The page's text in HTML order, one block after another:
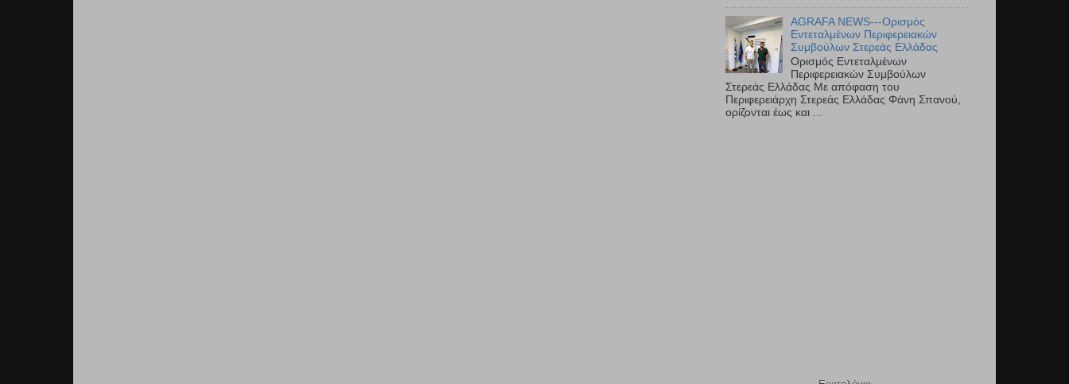
AGRAFA NEWS---Ορισμός
Εντεταλμένων Περιφερειακών
Συμβούλων Στερεάς Ελλάδας
Ορισμός Εντεταλμένων
Περιφερειακών Συμβούλων
Στερεάς Ελλάδας Με απόφαση του
Περιφερειάρχη Στερεάς Ελλάδας Φάνη Σπανού,
ορίζονται έως και ...